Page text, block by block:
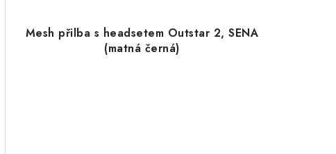
Mesh přilba s headsetem Outstar 2, SENA
(matná černá)